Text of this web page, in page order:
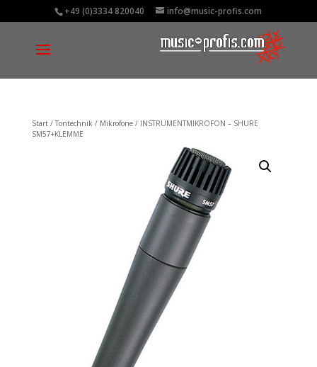
+49 (0)3334 820040 info@music-profis.com
Start/ Tontechnik/ Mikrofone/ INSTRUMENTMIKROFON – SHURE
SM57+KLEMME